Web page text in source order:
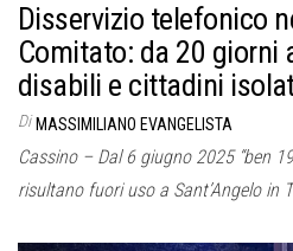
Disservizio telefonico
Comitato: da 20 giorni
disabili e cittadini
Di MASSIMILIANO EVANGELISTA
Cassino – Dal 6 giugno 2025 “ben
risultano fuori uso a Sant’Angelo in